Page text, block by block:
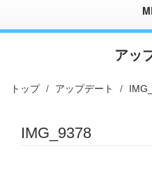
アッ
トップ アップデート
IMG_9378